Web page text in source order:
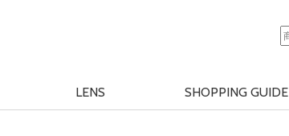
LENS SHOPPING GUIDE